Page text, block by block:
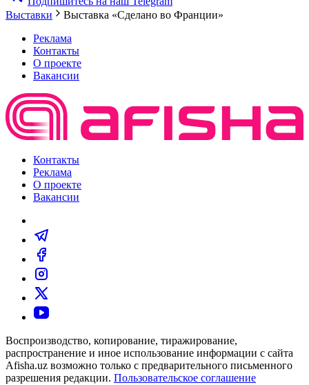
Выставки
Выставка «Сделано во Франции»
Реклама
Контакты
О проекте
Вакансии
Контакты
Реклама
О проекте
Вакансии
Воспроизводство, копирование, тиражирование,
распространение и иное использование информации с сайта
Afisha.uz возможно только с предварительного письменного
разрешения редакции. Пользовательское соглашение